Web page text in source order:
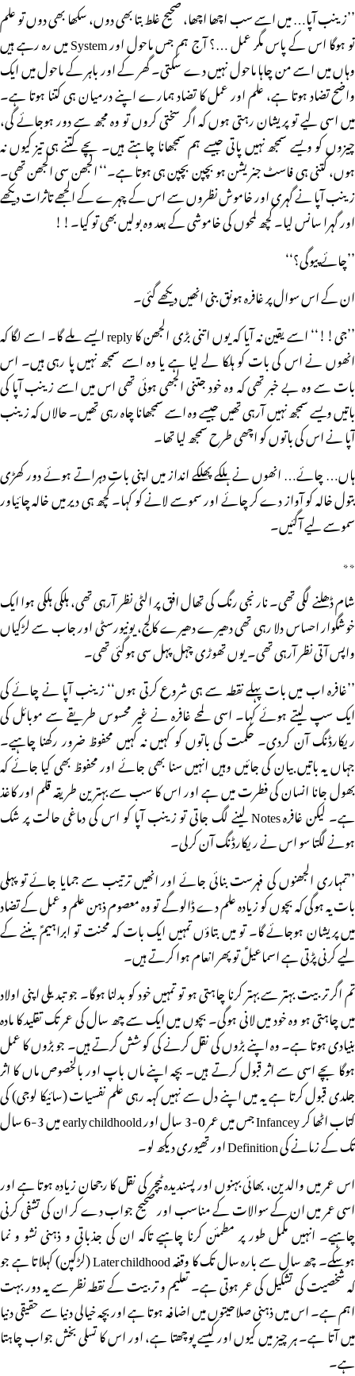
’’زینب آپا… میں اسے سب اچھا اچھا، صحیح غلط بتا بھی دوں، سکھا بھی دوں تو علم
تو ہوگا اس کے پاس مگر عمل …؟ آج ہم جس ماحول اور System میں رہ رہے ہیں
وہاں میں اسے من چاہا ماحول نہیں دے سکتی۔ گھر کے اور باہر کے ماحول میں ایک
واضح تضاد ہوتا ہے، علم اور عمل کا تضاد ہمارے اپنے درمیان ہی کتنا ہوتا ہے۔
میں اسی لیے تو پریشان رہتی ہوں کہ اگر سختی کروں تو وہ مجھ سے دور ہوجائے گی،
چیزوں کو ویسے سمجھ نہیں پاتی جیسے ہم سمجھانا چاہتے ہیں۔ بچے کتنے ہی تیز کیوں نہ
ہوں، کتنی ہی فاسٹ جنریشن ہو بچپن بچپن ہی ہوتا ہے۔‘‘ الجھن سی الجھن تھی۔
زینب آپا نے گہری اور خاموش نظروں سے اس کے چہرے کے الجھے تاثرات دیکھے
اور گہرا سانس لیا۔ کچھ لمحوں کی خاموشی کے بعد وہ بولیں بھی تو کیا۔!!
’’چائے پیوگی؟‘‘
ان کے اس سوال پر غافرہ ہونق بنی انھیں دیکھے گئی۔
’’جی!!‘‘ اسے یقین نہ آیا کہ یوں اتنی بڑی الجھن کا reply ایسے ملے گا۔ اسے لگا کہ
انھوں نے اس کی بات کو ہلکا لے لیا ہے یا وہ اسے سمجھ نہیں پا رہی ہیں۔ اس
بات سے وہ بے خبر تھی کہ وہ خود جتنی الجھی ہوئی تھی اس میں اسے زینب آپا کی
باتیں ویسے سمجھ نہیں آرہی تھیں جیسے وہ اسے سمجھانا چاہ رہی تھیں۔ حالاں کہ زینب
آپا نے اس کی باتوں کو اچھی طرح سمجھ لیا تھا۔
ہاں… چائے… انھوں نے ہلکے پھلکے انداز میں اپنی بات دہراتے ہوئے دور کھڑی
بتول خالہ کو آواز دے کر چائے اور سموسے لانے کو کہا۔ کچھ ہی دیر میں خالہ چائیاور
سموسے لیے آگئیں۔
٭٭
شام ڈھلنے لگی تھی۔ نارنجی رنگ کی تھال افق پر الٹی نظر آرہی تھی، ہلکی ہلکی ہوا ایک
خوشگوار احساس دلا رہی تھی دھیرے دھیرے کالج، یونیورسٹی اور جاب سے لڑکیاں
واپس آتی نظر آرہی تھی۔ یوں تھوڑی چہل پہل سی ہوگئی تھی۔
’’غافرہ اب میں بات پہلے نقطہ سے ہی شروع کرتی ہوں‘‘ زینب آپا نے چائے کی
ایک سپ لیتے ہوئے کہا۔ اسی لمحے غافرہ نے غیر محسوس طریقے سے موبائل کی
ریکارڈنگ آن کردی۔ حکمت کی باتوں کو کہیں نہ کہیں محفوظ ضرور رکھنا چاہیے۔
جہاں یہ باتیں بیان کی جائیں وہیں انہیں سنا بھی جائے اور محفوظ بھی کیا جائے کہ
بھول جانا انسان کی فطرت میں ہے اور اس کا سب سے بہترین طریقہ قلم اور کاغذ
ہے۔ لیکن غافرہ Notes لینے لگ جاتی تو زینب آپا کو اس کی دماغی حالت پر شک
ہونے لگتا سو اس نے ریکارڈنگ آن کرلی۔
’’تمہاری الجھنوں کی فہرست بنائی جائے اور انھیں ترتیب سے جمایا جائے تو پہلی
بات یہ ہوگی کہ بچوں کو زیادہ علم دے ڈالوگے تو وہ معصوم ذہن علم و عمل کے تضاد
میں پریشان ہوجائے گا۔ تو میں بتاؤں تمہیں ایک بات کہ محنت تو ابراہیمؑ بننے کے
لیے کرنی پڑتی ہے اسماعیلؑ تو پھر انعام ہوا کرتے ہیں۔
تم اگر تربیت بہتر سے بہتر کرنا چاہتی ہو تو تمہیں خود کو بدلنا ہوگا۔ جو تبدیلی اپنی اولاد
میں چاہتی ہو وہ خود میں لانی ہوگی۔ بچوں میں ایک سے چھ سال کی عمر تک تقلید کا مادہ
بنیادی ہوتا ہے۔ وہ اپنے بڑوں کی نقل کرنے کی کوشش کرتے ہیں۔ جو بڑوں کا عمل
ہوگا بچے اسی سے اثر قبول کرتے ہیں۔ بچہ اپنے ماں باپ اور بالخصوص ماں کا اثر
جلدی قبول کرتا ہے یہ میں اپنے دل سے نہیں کہہ رہی علم نفسیات (سائیکا لوجی) کی
کتاب اٹھا کر Infancey جس میں عمر 0-3 سال اور early childhoold میں 3-6 سال
تک کے زمانے کی Definition اور تھیوری دیکھ لو۔
اس عمر میں والدین، بھائی بہنوں اور پسندیدہ ٹیچر کی نقل کا رجحان زیادہ ہوتا ہے اور
اسی عمر میں ان کے سوالات کے مناسب اور صحیح جواب دے کر ان کی تشفی کرنی
چاہیے۔ انہیں مکمل طور پر مطمئن کرنا چاہیے تاکہ ان کی جذباتی و ذہنی نشو و نما
ہوسکے۔ چھ سال سے بارہ سال تک کا وقفہ Later childhood (لڑکپن) کہلاتا ہے جو
کہ شخصیت کی تشکیل کی عمر ہوتی ہے۔ تعلیم و تربیت کے نقطہ نظر سے یہ دور بہت
اہم ہے۔ اس میں ذہنی صلاحیتوں میں اضافہ ہوتا ہے اوربچہ خیالی دنیا سے حقیقی دنیا
میں آتا ہے۔ ہر چیز میں کیوں اور کیسے پوچھتا ہے، اور اس کا تسلی بخش جواب چاہتا
ہے۔